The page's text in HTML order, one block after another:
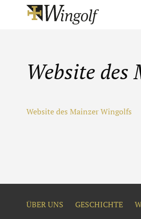
Website
Website des Mainzer Wingolfs
ÜBER UNS GESCHICHTE